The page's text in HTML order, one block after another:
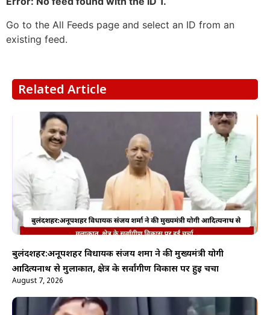
Go to the All Feeds page and select an ID from an
existing feed.
Related Article
बुलंदशहर:अनूपशहर विधायक संजय शर्मा ने की मुख्यमंत्री योगी
आदित्यनाथ से मुलाकात, क्षेत्र के सर्वांगीण विकास पर हुई चर्चा
August 7, 2026